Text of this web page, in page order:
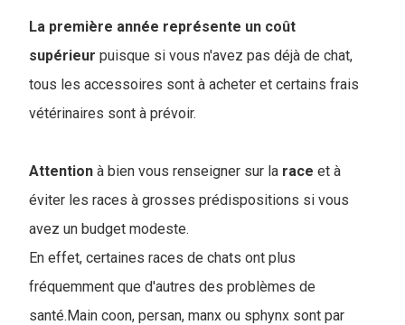
La première année représente un coût
supérieur puisque si vous n'avez pas déjà de chat,
tous les accessoires sont à acheter et certains frais
vétérinaires sont à prévoir.
Attention à bien vous renseigner sur la race et à
éviter les races à grosses prédispositions si vous
avez un budget modeste.
En effet, certaines races de chats ont plus
fréquemment que d'autres des problèmes de
santé.Main coon, persan, manx ou sphynx sont par